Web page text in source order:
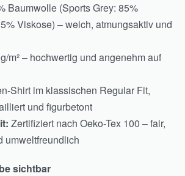
Baumwolle (Sports Grey: 85%
Viskose) – weich, atmungsaktiv und
m² – hochwertig und angenehm auf
Shirt im klassischen Regular Fit,
und figurbetont
Zertifiziert nach Oeko-Tex 100 – fair,
umweltfreundlich
sichtbar